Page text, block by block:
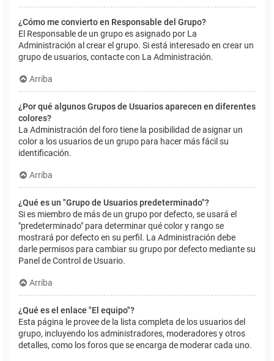
¿Cómo me convierto en Responsable del Grupo?
El Responsable de un grupo es asignado por La
Administración al crear el grupo. Si está interesado en crear un
grupo de usuarios, contacte con La Administración.
Arriba
¿Por qué algunos Grupos de Usuarios aparecen en diferentes
colores?
La Administración del foro tiene la posibilidad de asignar un
color a los usuarios de un grupo para hacer más fácil su
identificación.
Arriba
¿Qué es un "Grupo de Usuarios predeterminado"?
Si es miembro de más de un grupo por defecto, se usará el
"predeterminado" para determinar qué color y rango se
mostrará por defecto en su perfil. La Administración debe
darle permisos para cambiar su grupo por defecto mediante su
Panel de Control de Usuario.
Arriba
¿Qué es el enlace "El equipo"?
Esta página le provee de la lista completa de los usuarios del
grupo, incluyendo los administradores, moderadores y otros
detalles, como los foros que se encarga de moderar cada uno.